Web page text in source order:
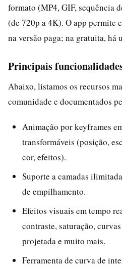
formato (MP4, GIF, sequência
(de 720p a 4K). O app permite
na versão paga; na gratuita, há
Principais
Abaixo, listamos os recursos
comunidade e documentados
Animação por keyframes
transformáveis (posição,
cor, efeitos).
Suporte a camadas
de empilhamento.
Efeitos visuais em tempo
contraste, saturação,
projetada e muito mais.
Ferramenta de curva de